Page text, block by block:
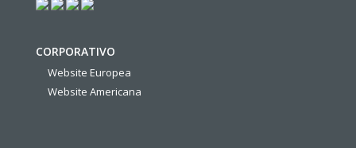
CORPORATIVO
Website Europea
Website Americana